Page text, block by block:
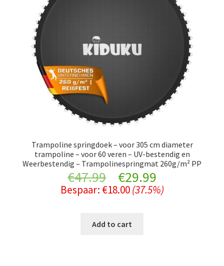
Trampoline springdoek – voor 305 cm diameter
trampoline – voor 60 veren – UV-bestendig en
Weerbestendig – Trampolinespringmat 260g/m² PP
€47.99
Original
price
was:
€29.99Current
price
Bespaar: €18.00 (37.5%)
Add to cart